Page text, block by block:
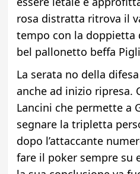
rosa distratta ritrova il
tempo con la doppietta
bel pallonetto beffa
La serata no della
anche ad inizio ripresa.
Lancini che permette a
segnare la tripletta
dopo l’attaccante
fare il poker sempre su